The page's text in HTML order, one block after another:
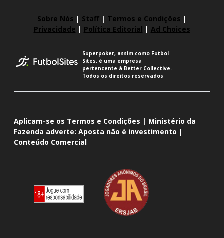
Sobre Nós | Staff| Termos e Condições |
Privacidade | Política Editorial | Ad Choices
Superpoker, assim como Futbol
Sites, é uma empresa
pertencente à Better Collective.
Todos os direitos reservados
Aplicam-se os Termos e Condições | Ministério da
Fazenda adverte: Aposta não é investimento |
Conteúdo Comercial